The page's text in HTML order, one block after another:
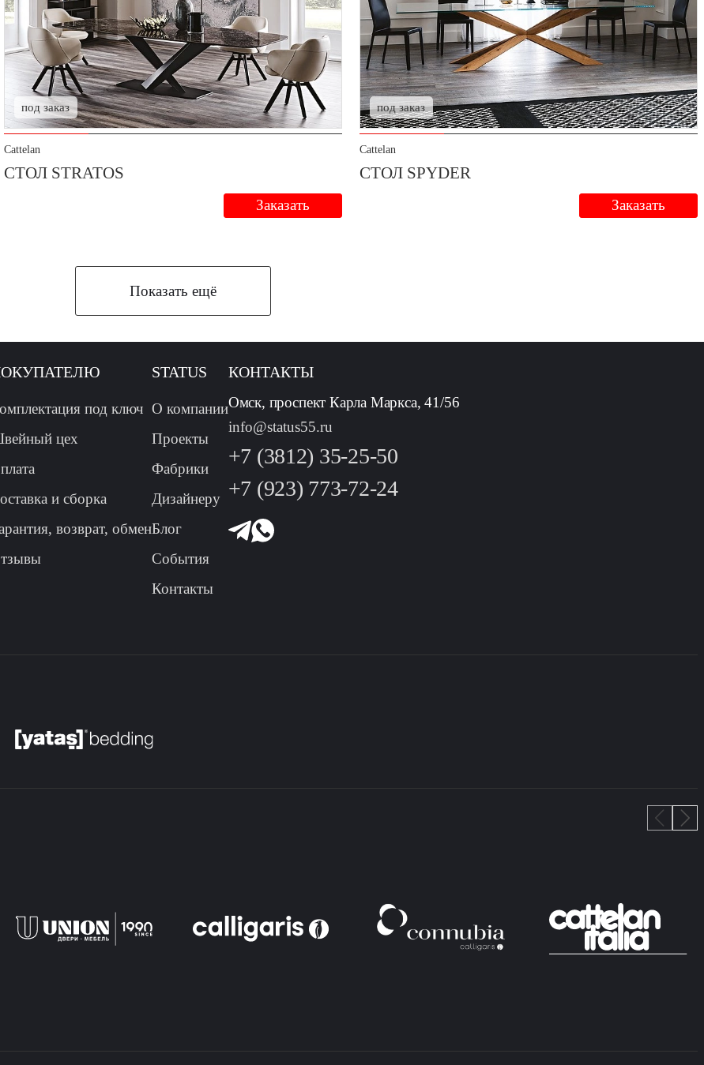
под заказ
Cattelan
СТОЛ STRATOS
Заказать
под заказ
Cattelan
СТОЛ SPYDER
Заказать
Показать ещё
под ключ
цех
и сборка
возврат, обмен
STATUS
О компании
Проекты
Фабрики
Дизайнеру
Блог
События
Контакты
КОНТАКТЫ
Омск, проспект Карла Маркса, 41/56
info@status55.ru
+7 (3812) 35-25-50
+7 (923) 773-72-24